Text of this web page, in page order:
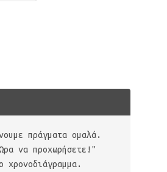
πράγματα ομαλά.
να προχωρήσετε!"